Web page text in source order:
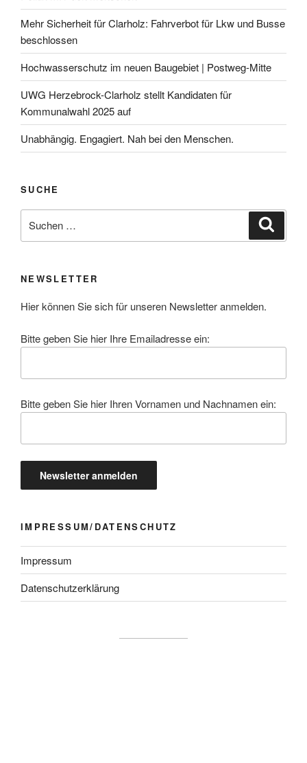
Mehr Sicherheit für Clarholz: Fahrverbot für Lkw und Busse
beschlossen
Hochwasserschutz im neuen Baugebiet | Postweg-Mitte
UWG Herzebrock-Clarholz stellt Kandidaten für
Kommunalwahl 2025 auf
Unabhängig. Engagiert. Nah bei den Menschen.
SUCHE
nach:
NEWSLETTER
Hier können Sie sich für unseren Newsletter anmelden.
Bitte geben Sie hier Ihre Emailadresse ein:
Bitte geben Sie hier Ihren Vornamen und Nachnamen ein:
IMPRESSUM/DATENSCHUTZ
Impressum
Datenschutzerklärung